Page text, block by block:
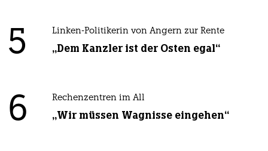
5 Linken-Politikerin von Angern zur Rente
„Dem Kanzler ist der Osten egal“
6 Rechenzentren im All
„Wir müssen Wagnisse eingehen“